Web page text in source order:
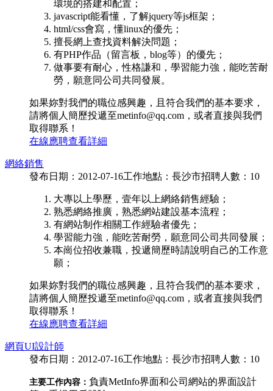
環境的搭建和配置；
javascript能看懂，了解jquery等js框架；
html/css會寫，懂linux的優先；
擅長網上查找資料解決問題；
有PHP作品（留言板，blog等）的優先；
做事要有耐心，性格謙和，學習能力強，能吃苦耐
勞，願意同公司共同發展。
如果妳對我們的職位感興趣，且符合我們的基本要求，
請將個人簡歷投遞至metinfo@qq.com，或者直接與我們
取得聯系！
在線應聘查看詳細
網絡銷售
發布日期：2012-07-16工作地點：長沙市招聘人數：10
大專以上學歷，壹年以上網絡銷售經驗；
熟悉網絡推廣，熟悉網站建設基本流程；
有網站制作相關工作經驗者優先；
學習能力強，能吃苦耐勞，願意同公司共同發展；
本崗位招收兼職，投遞簡歷時請說明自己的工作意
願；
如果妳對我們的職位感興趣，且符合我們的基本要求，
請將個人簡歷投遞至metinfo@qq.com，或者直接與我們
取得聯系！
在線應聘查看詳細
網頁UI設計師
發布日期：2012-07-16工作地點：長沙市招聘人數：10
主要工作內容： 負責MetInfo界面和公司網站的界面設計